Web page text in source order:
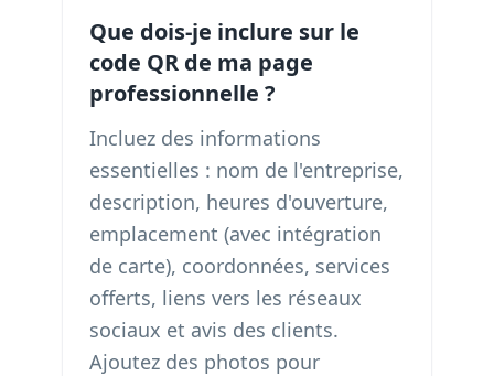
Que dois-je inclure sur le
code QR de ma page
professionnelle ?
Incluez des informations
essentielles : nom de l'entreprise,
description, heures d'ouverture,
emplacement (avec intégration
de carte), coordonnées, services
offerts, liens vers les réseaux
sociaux et avis des clients.
Ajoutez des photos pour